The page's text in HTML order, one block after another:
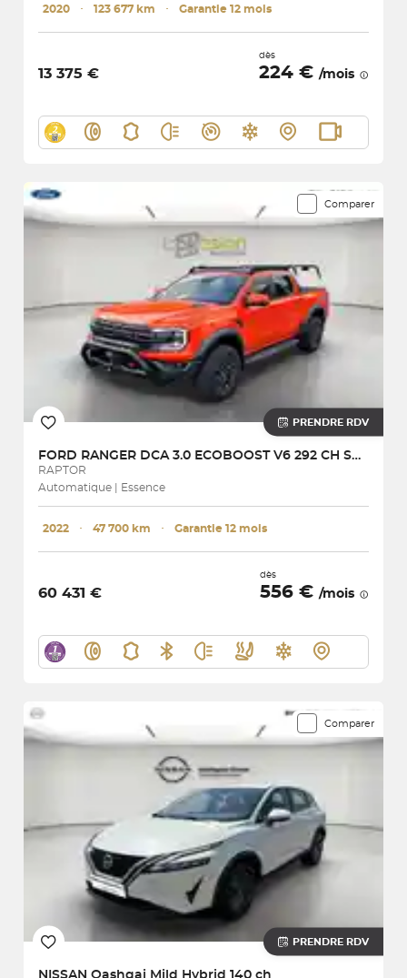
2020 ･ 123 677 km ･ Garantie 12 mois
13 375 €
dès
224 € /mois
Comparer
PRENDRE RDV
FORD RANGER DCA 3.0 ECOBOOST V6 292 CH S&S BVA10 e-4WD
RAPTOR
Automatique | Essence
2022 ･ 47 700 km ･ Garantie 12 mois
60 431 €
dès
556 € /mois
Comparer
PRENDRE RDV
NISSAN Qashqai Mild Hybrid 140 ch